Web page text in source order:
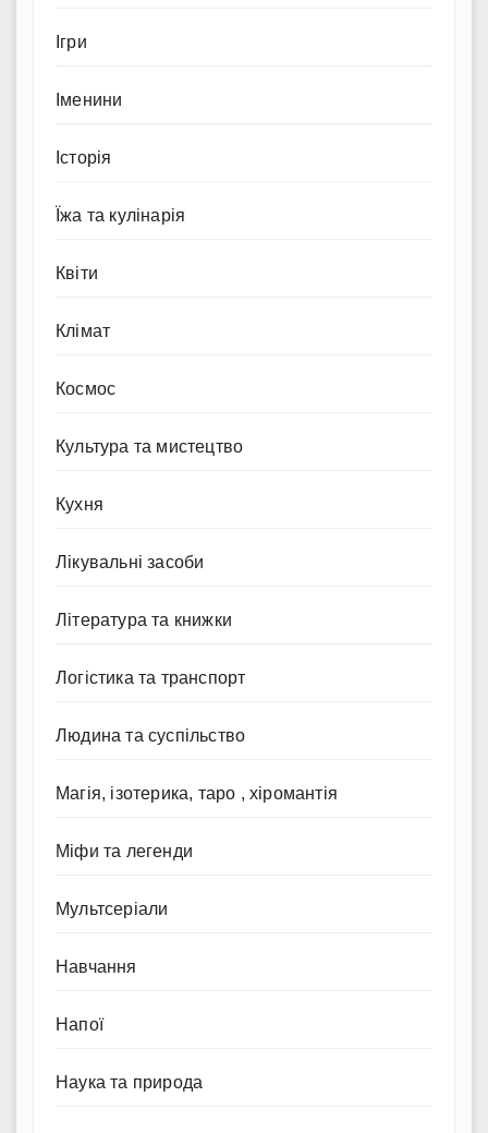
Ігри
Іменини
Історія
Їжа та кулінарія
Квіти
Клімат
Космос
Культура та мистецтво
Кухня
Лікувальні засоби
Література та книжки
Логістика та транспорт
Людина та суспільство
Магія, ізотерика, таро , хіромантія
Міфи та легенди
Мультсеріали
Навчання
Напої
Наука та природа